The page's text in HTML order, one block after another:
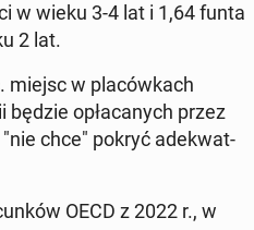
w wieku 3-4 lat i 1,64 funta
2 lat.
miejsc w pla­ców­kach
opła­ca­nych przez
chce" pokryć ade­kwat­
OECD z 2022 r., w